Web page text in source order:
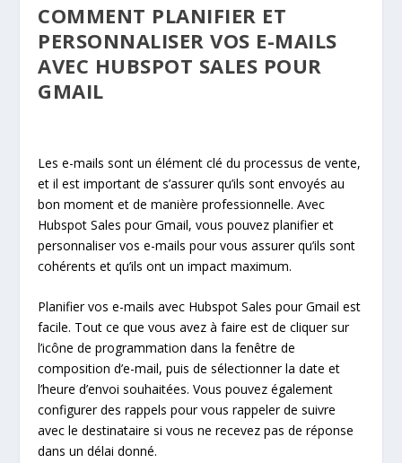
COMMENT PLANIFIER ET
PERSONNALISER VOS E-MAILS
AVEC HUBSPOT SALES POUR
GMAIL
Les e-mails sont un élément clé du processus de vente,
et il est important de s’assurer qu’ils sont envoyés au
bon moment et de manière professionnelle. Avec
Hubspot Sales pour Gmail, vous pouvez planifier et
personnaliser vos e-mails pour vous assurer qu’ils sont
cohérents et qu’ils ont un impact maximum.
Planifier vos e-mails avec Hubspot Sales pour Gmail est
facile. Tout ce que vous avez à faire est de cliquer sur
l’icône de programmation dans la fenêtre de
composition d’e-mail, puis de sélectionner la date et
l’heure d’envoi souhaitées. Vous pouvez également
configurer des rappels pour vous rappeler de suivre
avec le destinataire si vous ne recevez pas de réponse
dans un délai donné.